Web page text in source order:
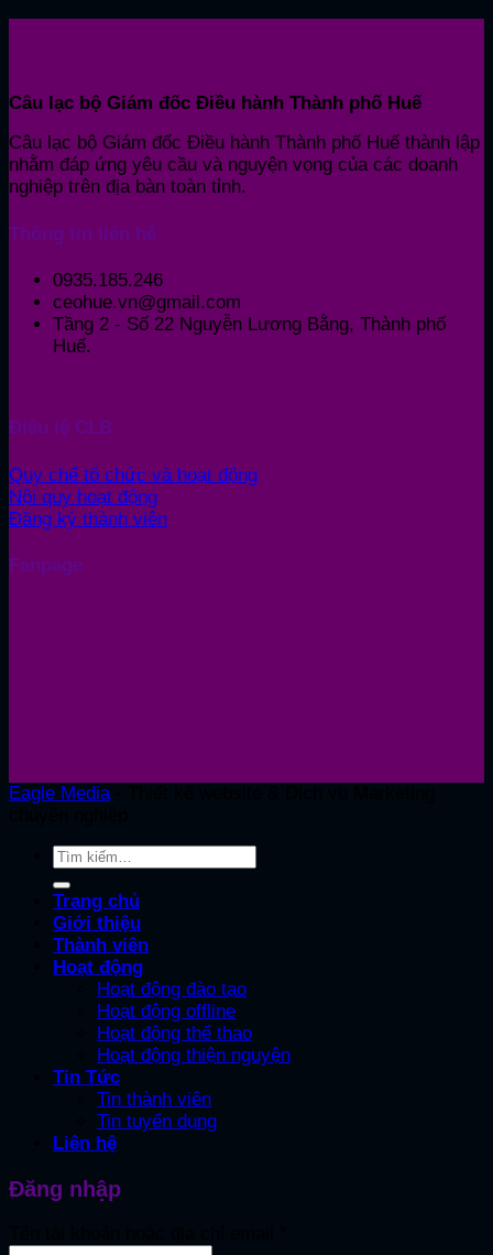
Câu lạc bộ Giám đốc Điều hành Thành phố Huế
Câu lạc bộ Giám đốc Điều hành Thành phố Huế thành lập
nhằm đáp ứng yêu cầu và nguyện vọng của các doanh
nghiệp trên địa bàn toàn tỉnh.
Thông tin liên hệ
0935.185.246
ceohue.vn@gmail.com
Tầng 2 - Số 22 Nguyễn Lương Bằng, Thành phố
Huế.
Điều lệ CLB
Quy chế tổ chức và hoạt động
Nội quy hoạt động
Đăng ký thành viên
Fanpage
Eagle Media- Thiết kế website & Dịch vụ Marketing
Tìm
kiếm:
Trang chủ
Giới thiệu
Thành viên
Hoạt động
Hoạt động đào tạo
Hoạt động offline
Hoạt động thể thao
Hoạt động thiện nguyện
Tin Tức
Tin thành viên
Tin tuyển dụng
Liên hệ
Đăng nhập